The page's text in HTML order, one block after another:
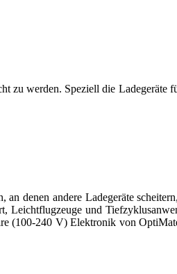
zu werden. Speziell die
an denen andere Ladegeräte
und
(100-240 V) Elektronik von